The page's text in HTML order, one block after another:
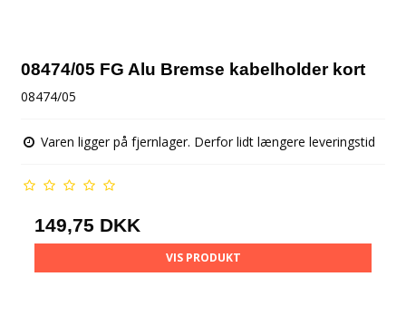
08474/05 FG Alu Bremse kabelholder kort
08474/05
Varen ligger på fjernlager. Derfor lidt længere leveringstid
149,75 DKK
VIS PRODUKT